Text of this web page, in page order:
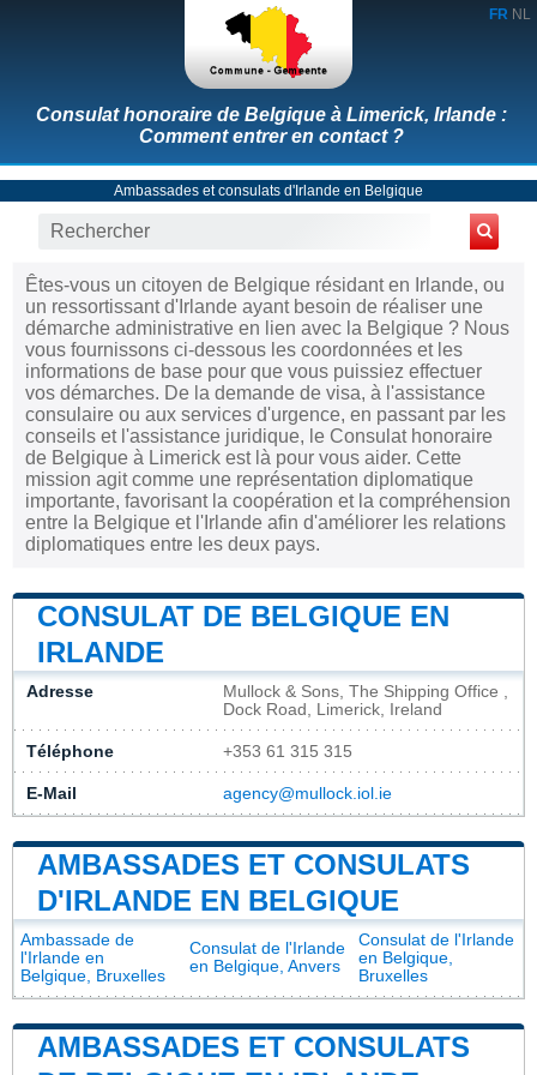
FR NL
Consulat honoraire de Belgique à Limerick, Irlande :
Comment entrer en contact ?
Ambassades et consulats d'Irlande en Belgique
Êtes-vous un citoyen de Belgique résidant en Irlande, ou
un ressortissant d'Irlande ayant besoin de réaliser une
démarche administrative en lien avec la Belgique ? Nous
vous fournissons ci-dessous les coordonnées et les
informations de base pour que vous puissiez effectuer
vos démarches. De la demande de visa, à l'assistance
consulaire ou aux services d'urgence, en passant par les
conseils et l'assistance juridique, le Consulat honoraire
de Belgique à Limerick est là pour vous aider. Cette
mission agit comme une représentation diplomatique
importante, favorisant la coopération et la compréhension
entre la Belgique et l'Irlande afin d'améliorer les relations
diplomatiques entre les deux pays.
CONSULAT DE BELGIQUE EN
IRLANDE
Adresse
Mullock & Sons, The Shipping Office ,
Dock Road, Limerick, Ireland
Téléphone +353 61 315 315
E-Mail agency@mullock.iol.ie
AMBASSADES ET CONSULATS
D'IRLANDE EN BELGIQUE
Ambassade de
l'Irlande en
Belgique, Bruxelles
Consulat de l'Irlande
en Belgique, Anvers
Consulat de l'Irlande
en Belgique,
Bruxelles
AMBASSADES ET CONSULATS